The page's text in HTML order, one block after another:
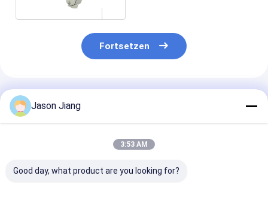
Fortsetzen
Empfohlene Produkte
Jason Jiang
3:53 AM
Good day, what product are you looking for?